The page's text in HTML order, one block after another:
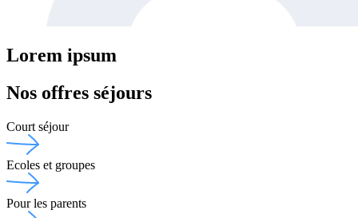
Lorem ipsum
Nos offres séjours
Court séjour
Ecoles et groupes
Pour les parents